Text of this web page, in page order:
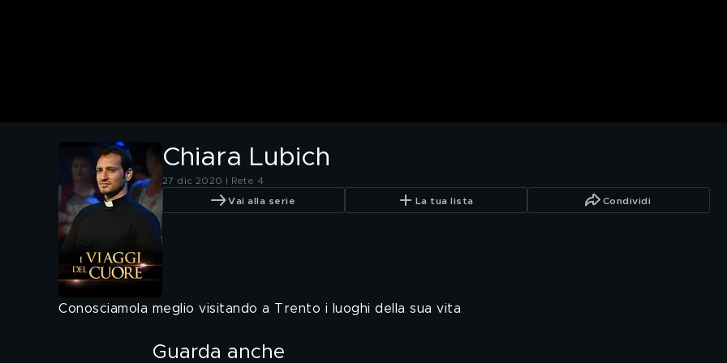
Chiara Lubich
27 dic 2020 | Rete 4
Vai alla serie La tua lista Condividi
Conosciamola meglio visitando a Trento i luoghi della sua vita
Guarda anche